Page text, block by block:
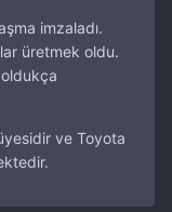
imzaladı.
üretmek oldu.
ve Toyota